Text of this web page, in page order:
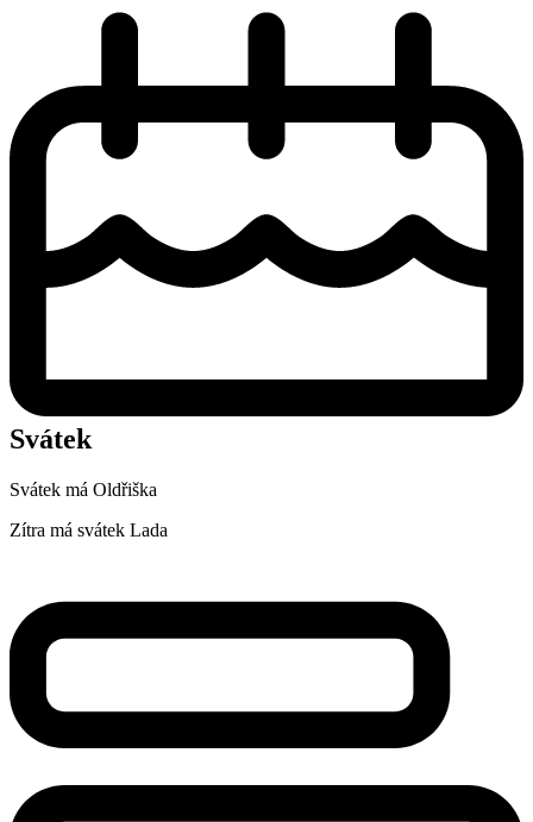
Svátek
Svátek má Oldřiška
Zítra má svátek Lada